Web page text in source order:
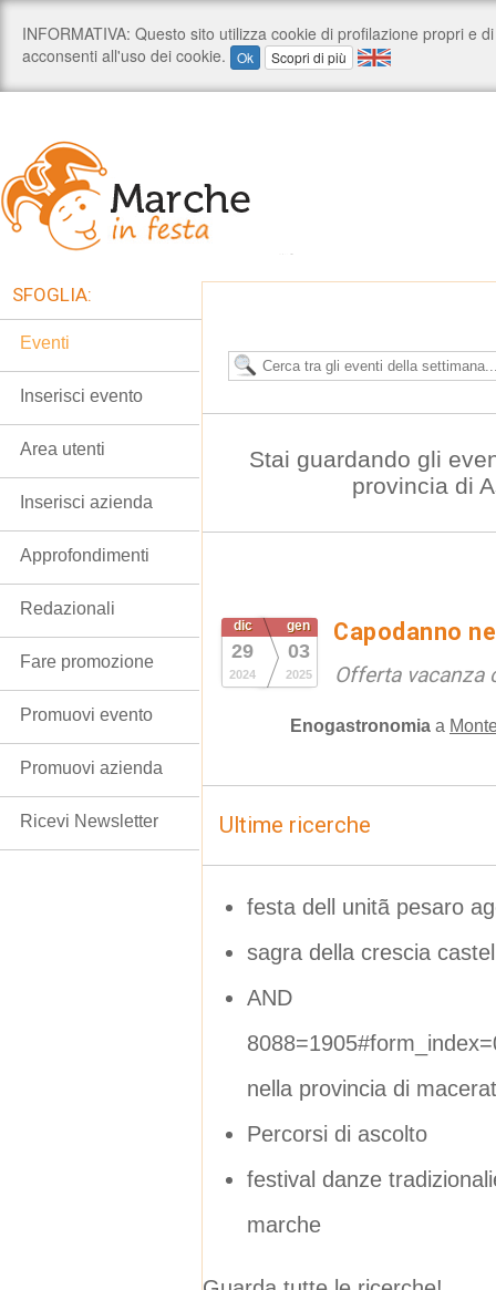
Stai guardando gli
provincia di
dic
29
2024
gen
03
2025
Capodanno
Offerta vacanza
Enogastronomia a
Ultime ricerche
festa dell unitã pesaro
sagra della crescia
AND
nella provincia di
Percorsi di ascolto
festival danze
marche
SFOGLIA:
Eventi
Inserisci evento
Area utenti
Inserisci azienda
Approfondimenti
Redazionali
Fare promozione
Promuovi evento
Promuovi azienda
Ricevi Newsletter